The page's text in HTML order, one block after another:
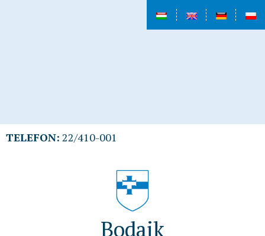
TELEFON: 22/410-001
Bodajk